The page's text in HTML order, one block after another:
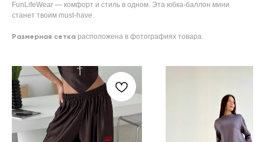
FunLifeWear — комфорт и стиль в одном. Эта юбка-баллон мини
станет твоим must-have.
Размерная сетка расположена в фотографиях товара.